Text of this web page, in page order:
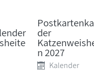
der
n 2027
Kalender